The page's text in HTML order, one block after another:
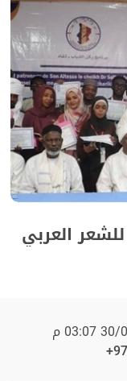
العربي
م